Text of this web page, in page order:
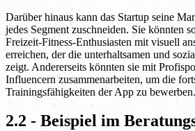
Darüber hinaus kann das Startup seine
jedes Segment zuschneiden. Sie könnten
Freizeit-Fitness-Enthusiasten mit visuell
erreichen, der die unterhaltsamen und
zeigt. Andererseits könnten sie mit
Influencern zusammenarbeiten, um die
Trainingsfähigkeiten der App zu bewerben.
2.2 - Beispiel im